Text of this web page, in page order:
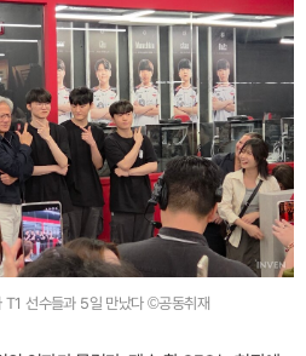
T1 선수들과 5일 만났다 ©공동취재